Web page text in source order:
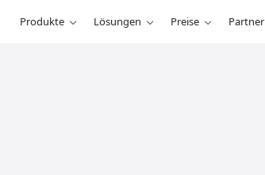
Produkte Lösungen Preise Partner